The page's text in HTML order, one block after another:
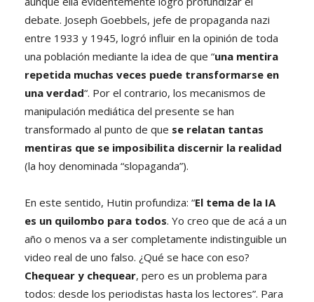
debate. Joseph Goebbels, jefe de propaganda nazi
entre 1933 y 1945, logró influir en la opinión de toda
una población mediante la idea de que “una mentira
repetida muchas veces puede transformarse en
una verdad“. Por el contrario, los mecanismos de
manipulación mediática del presente se han
transformado al punto de que se relatan tantas
mentiras que se imposibilita discernir la realidad
(la hoy denominada “slopaganda”).
En este sentido, Hutin profundiza: “El tema de la IA
es un quilombo para todos. Yo creo que de acá a un
año o menos va a ser completamente indistinguible un
video real de uno falso. ¿Qué se hace con eso?
Chequear y chequear, pero es un problema para
todos: desde los periodistas hasta los lectores”. Para